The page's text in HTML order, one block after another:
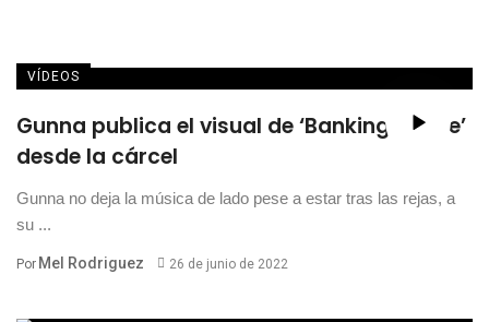
VÍDEOS
Gunna publica el visual de ‘Banking On Me’
desde la cárcel
Gunna no deja la música de lado pese a estar tras las rejas, a
su ...
Por Mel Rodriguez 26 de junio de 2022